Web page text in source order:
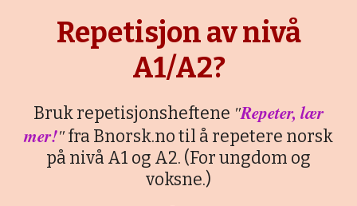
Repetisjon av nivå
A1/A2?
Bruk repetisjonsheftene "Repeter, lær
mer!"fra Bnorsk.no til å repetere norsk
på nivå A1 og A2. (For ungdom og
voksne.)